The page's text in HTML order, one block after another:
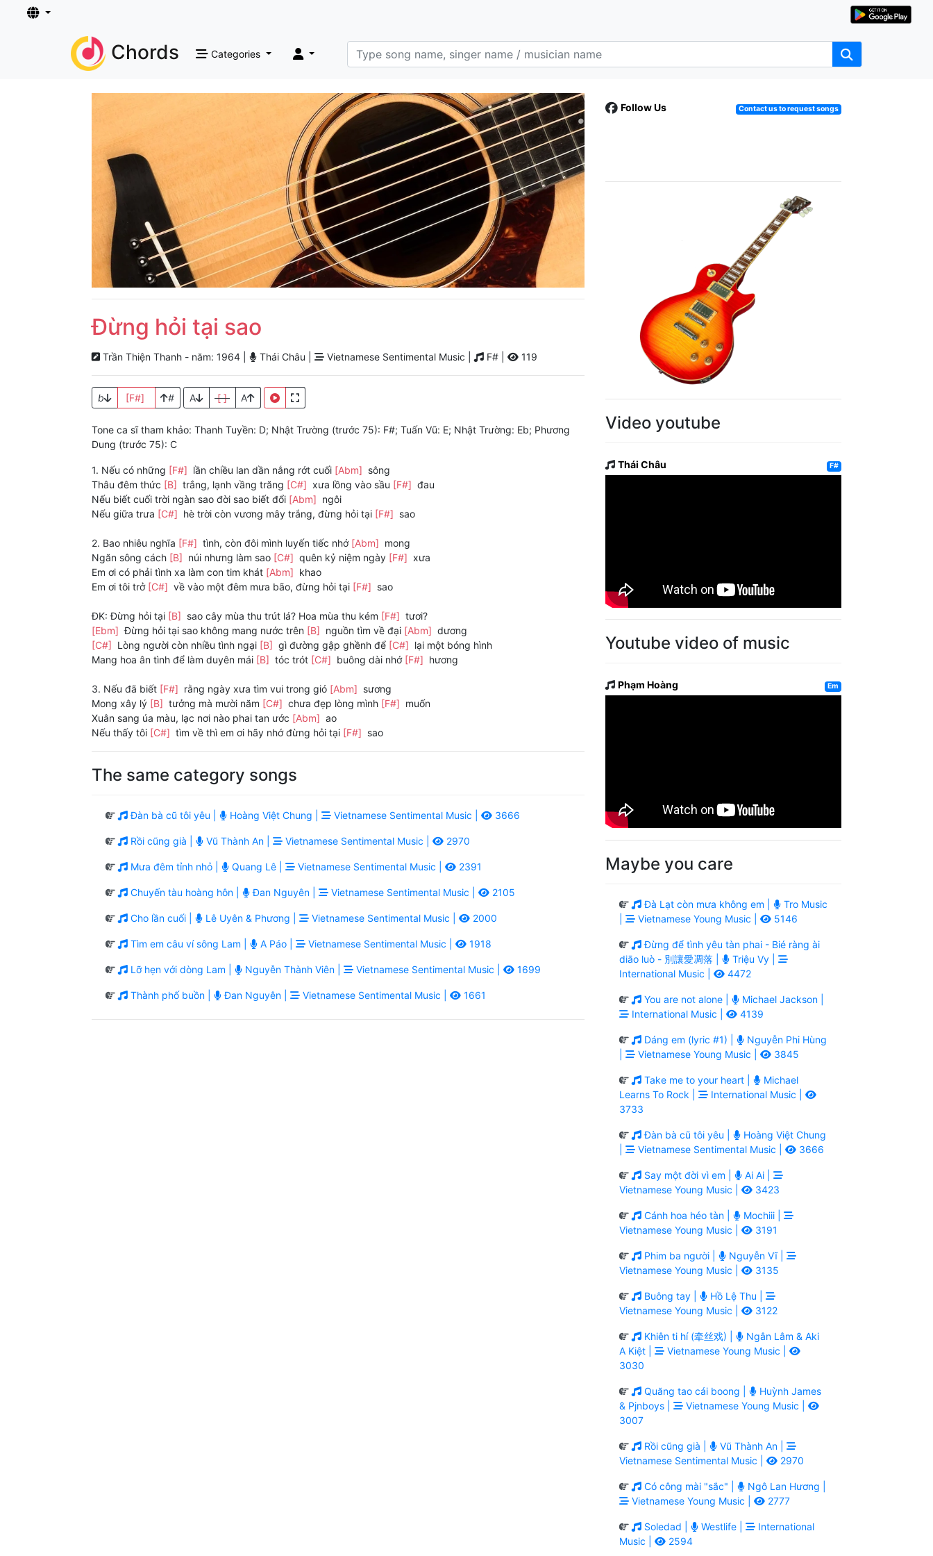
Chords Categories
Đừng hỏi tại sao
Trần Thiện Thanh - năm: 1964 | Thái Châu | Vietnamese Sentimental Music | F# | 119
b [F#] # A [ ] A
Tone ca sĩ tham khảo: Thanh Tuyền: D; Nhật Trường (trước 75): F#; Tuấn Vũ: E; Nhật Trường: Eb; Phương
Dung (trước 75): C
1. Nếu có những [F#] lần chiều lan dần nắng rớt cuối [Abm] sông
Thâu đêm thức [B] trắng, lạnh vầng trăng [C#] xưa lồng vào sầu [F#] đau
Nếu biết cuối trời ngàn sao đời sao biết đổi [Abm] ngôi
Nếu giữa trưa [C#] hè trời còn vương mây trắng, đừng hỏi tại [F#] sao
2. Bao nhiêu nghĩa [F#] tình, còn đôi mình luyến tiếc nhớ [Abm] mong
Ngăn sông cách [B] núi nhưng làm sao [C#] quên kỷ niệm ngày [F#] xưa
Em ơi có phải tình xa làm con tim khát [Abm] khao
Em ơi tôi trở [C#] về vào một đêm mưa bão, đừng hỏi tại [F#] sao
ĐK: Đừng hỏi tại [B] sao cây mùa thu trút lá? Hoa mùa thu kém [F#] tươi?
[Ebm] Đừng hỏi tại sao không mang nước trên [B] nguồn tìm về đại [Abm] dương
[C#] Lòng người còn nhiều tình ngại [B] gì đường gập ghềnh để [C#] lại một bóng hình
Mang hoa ân tình để làm duyên mái [B] tóc trót [C#] buông dài nhớ [F#] hương
3. Nếu đã biết [F#] rằng ngày xưa tìm vui trong gió [Abm] sương
Mong xây lý [B] tưởng mà mười năm [C#] chưa đẹp lòng mình [F#] muốn
Xuân sang úa màu, lạc nơi nào phai tan ước [Abm] ao
Nếu thấy tôi [C#] tìm về thì em ơi hãy nhớ đừng hỏi tại [F#] sao
The same category songs
Đàn bà cũ tôi yêu | Hoàng Việt Chung | Vietnamese Sentimental Music | 3666
Rồi cũng già | Vũ Thành An | Vietnamese Sentimental Music | 2970
Mưa đêm tỉnh nhỏ | Quang Lê | Vietnamese Sentimental Music | 2391
Chuyến tàu hoàng hôn | Đan Nguyên | Vietnamese Sentimental Music | 2105
Cho lần cuối | Lê Uyên & Phương | Vietnamese Sentimental Music | 2000
Tìm em câu ví sông Lam | A Páo | Vietnamese Sentimental Music | 1918
Lỡ hẹn với dòng Lam | Nguyễn Thành Viên | Vietnamese Sentimental Music | 1699
Thành phố buồn | Đan Nguyên | Vietnamese Sentimental Music | 1661
Follow Us Contact us to request songs
Video youtube
Thái Châu F#
Youtube video of music
Phạm Hoàng Em
Maybe you care
Đà Lạt còn mưa không em |
Tro Music
Vietnamese Young Music | 5146
Đừng để tình yêu tàn phai - Bié ràng ài
diāo luò - 別讓愛凋落 |
Triệu Vy |
International Music |
4472
You are not alone |
Michael Jackson |
International Music |
4139
Dáng em (lyric #1) |
Nguyễn Phi Hùng
Vietnamese Young Music | 3845
Take me to your heart |
Michael
Learns To Rock |
International Music |
3733
Đàn bà cũ tôi yêu |
Hoàng Việt Chung
Vietnamese Sentimental Music | 3666
Say một đời vì em |
Ai Ai |
Vietnamese Young Music |
3423
Cánh hoa héo tàn |
Mochiii |
Vietnamese Young Music |
3191
Phim ba người |
Nguyễn Vĩ |
Vietnamese Young Music |
3135
Buông tay |
Hồ Lệ Thu |
Vietnamese Young Music |
3122
Khiên ti hí (牵丝戏) |
Ngân Lâm & Aki
A Kiệt |
Vietnamese Young Music |
3030
Quăng tao cái boong |
Huỳnh James
& Pjnboys |
Vietnamese Young Music |
3007
Rồi cũng già |
Vũ Thành An |
Vietnamese Sentimental Music |
2970
Có công mài "sắc" |
Ngô Lan Hương |
Vietnamese Young Music |
2777
Soledad | Westlife |
International
Music |
2594